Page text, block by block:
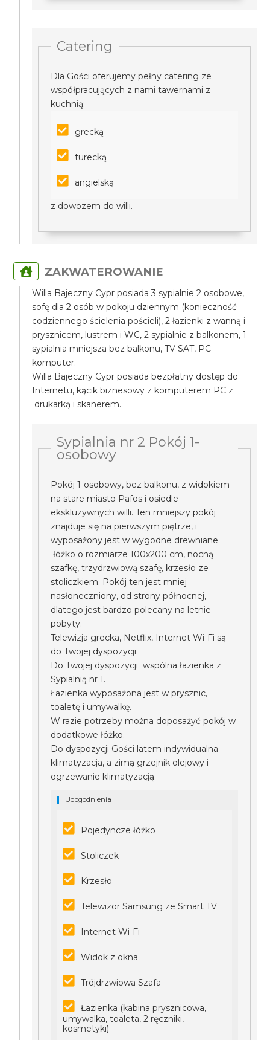
Catering
Dla Gości oferujemy pełny catering ze
współpracujących z nami tawernami z
kuchnią:
grecką
turecką
angielską
z dowozem do willi.
ZAKWATEROWANIE
Willa Bajeczny Cypr posiada 3 sypialnie 2 osobowe,
sofę dla 2 osób w pokoju dziennym (konieczność
codziennego ścielenia pościeli), 2 łazienki z wanną i
prysznicem, lustrem i WC, 2 sypialnie z balkonem, 1
sypialnia mniejsza bez balkonu, TV SAT, PC
komputer.
Willa Bajeczny Cypr posiada bezpłatny dostęp do
Internetu, kącik biznesowy z komputerem PC z
drukarką i skanerem.
Sypialnia nr 2 Pokój 1-
osobowy
Pokój 1-osobowy, bez balkonu, z widokiem
na stare miasto Pafos i osiedle
ekskluzywnych willi. Ten mniejszy pokój
znajduje się na pierwszym piętrze, i
wyposażony jest w wygodne drewniane
łóżko o rozmiarze 100x200 cm, nocną
szafkę, trzydrzwiową szafę, krzesło ze
stoliczkiem. Pokój ten jest mniej
nasłoneczniony, od strony północnej,
dlatego jest bardzo polecany na letnie
pobyty.
Telewizja grecka, Netflix, Internet Wi-Fi są
do Twojej dyspozycji.
Do Twojej dyspozycji wspólna łazienka z
Sypialnią nr 1.
Łazienka wyposażona jest w prysznic,
toaletę i umywalkę.
W razie potrzeby można doposażyć pokój w
dodatkowe łóżko.
Do dyspozycji Gości latem indywidualna
klimatyzacja, a zimą grzejnik olejowy i
ogrzewanie klimatyzacją.
Udogodnienia
Pojedyncze łóżko
Stoliczek
Krzesło
Telewizor Samsung ze Smart TV
Internet Wi-Fi
Widok z okna
Trójdrzwiowa Szafa
Łazienka (kabina prysznicowa,
umywalka, toaleta, 2 ręczniki,
kosmetyki)